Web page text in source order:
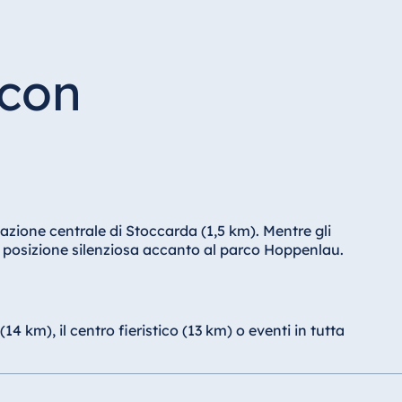
centrale di Stoccarda (1,5 km). Mentre gli
silenziosa accanto al parco Hoppenlau.
km), il centro fieristico (13 km) o eventi in tutta